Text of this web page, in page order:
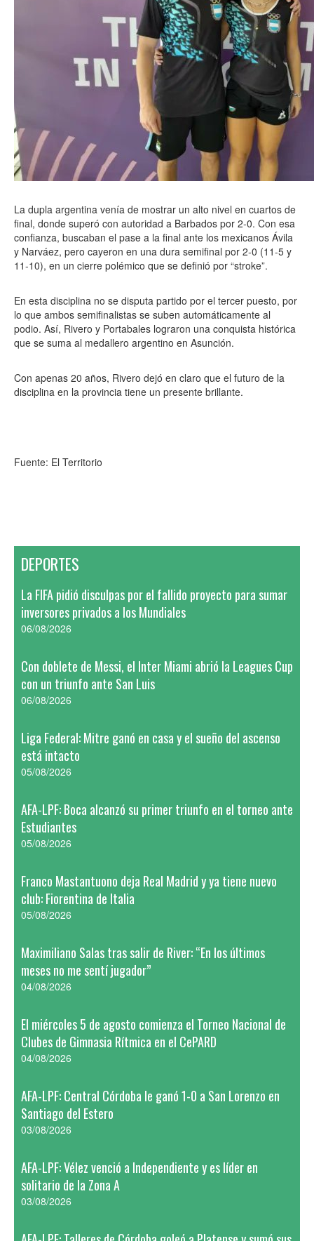
La dupla argentina venía de mostrar un alto nivel en cuartos de
final, donde superó con autoridad a Barbados por 2-0. Con esa
confianza, buscaban el pase a la final ante los mexicanos Ávila
y Narváez, pero cayeron en una dura semifinal por 2-0 (11-5 y
11-10), en un cierre polémico que se definió por “stroke”.
En esta disciplina no se disputa partido por el tercer puesto, por
lo que ambos semifinalistas se suben automáticamente al
podio. Así, Rivero y Portabales lograron una conquista histórica
que se suma al medallero argentino en Asunción.
Con apenas 20 años, Rivero dejó en claro que el futuro de la
disciplina en la provincia tiene un presente brillante.
Fuente: El Territorio
DEPORTES
La FIFA pidió disculpas por el fallido proyecto para sumar
inversores privados a los Mundiales
06/08/2026
Con doblete de Messi, el Inter Miami abrió la Leagues Cup
con un triunfo ante San Luis
06/08/2026
Liga Federal: Mitre ganó en casa y el sueño del ascenso
está intacto
05/08/2026
AFA-LPF: Boca alcanzó su primer triunfo en el torneo ante
Estudiantes
05/08/2026
Franco Mastantuono deja Real Madrid y ya tiene nuevo
club: Fiorentina de Italia
05/08/2026
Maximiliano Salas tras salir de River: “En los últimos
meses no me sentí jugador”
04/08/2026
El miércoles 5 de agosto comienza el Torneo Nacional de
Clubes de Gimnasia Rítmica en el CePARD
04/08/2026
AFA-LPF: Central Córdoba le ganó 1-0 a San Lorenzo en
Santiago del Estero
03/08/2026
AFA-LPF: Vélez venció a Independiente y es líder en
solitario de la Zona A
03/08/2026